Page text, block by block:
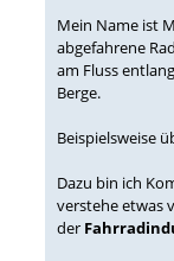
Mein Name ist
abgefahrene
am Fluss
Berge.
Beispielsweise
Dazu bin ich
verstehe etwas
der